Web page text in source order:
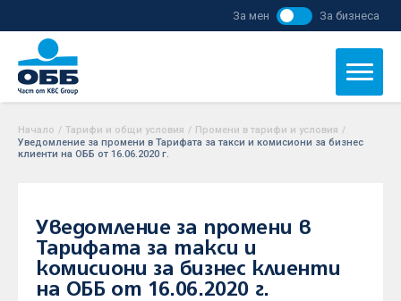
За мен За бизнеса
Начало / Тарифи и общи условия / Промени в тарифи и условия /
Уведомление за промени в Тарифата за такси и комисиони за бизнес
клиенти на ОББ от 16.06.2020 г.
Уведомление за промени в
Тарифата за такси и
комисиони за бизнес клиенти
на ОББ от 16.06.2020 г.